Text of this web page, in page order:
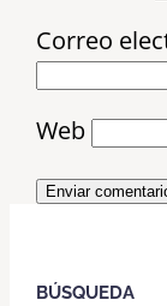
Correo
Web
Enviar
BÚSQUEDA